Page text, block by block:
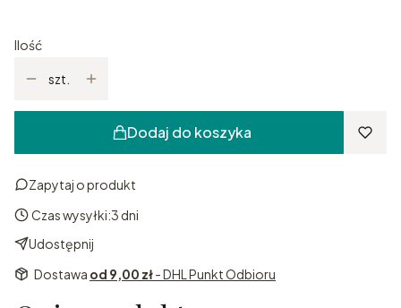
Ilość
szt.
Dodaj do koszyka
Zapytaj o produkt
Czas wysyłki:3 dni
Udostępnij
Dostawa od 9,00 zł- DHL Punkt Odbioru